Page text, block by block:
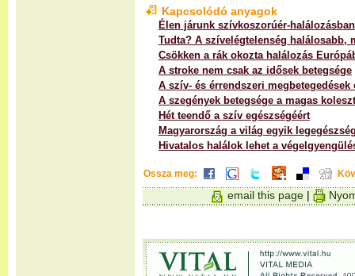
Kapcsolódó anyagok
Élen járunk szívkoszorúér-halálozásban
Tudta? A szívelégtelenség halálosabb,
Csökken a rák okozta halálozás
A stroke nem csak az idősek betegsége
A szív- és érrendszeri megbetegedések
A szegények betegsége a magas
Hét teendő a szív egészségéért
Magyarország a világ egyik
Hivatalos halálok lehet a
Ossza meg:
email this page |